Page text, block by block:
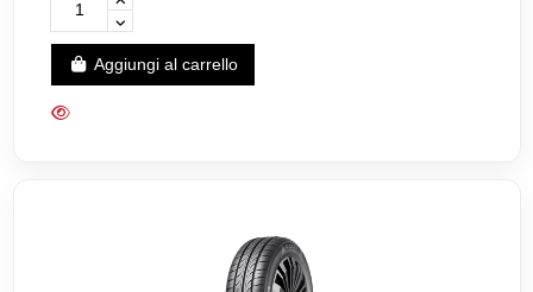
Aggiungi al carrello